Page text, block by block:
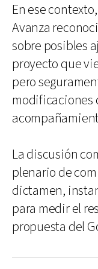
En ese
Avanza
sobre posibles
proyecto que
pero
modificaciones
La discusión
plenario de
dictamen,
para medir el
propuesta del